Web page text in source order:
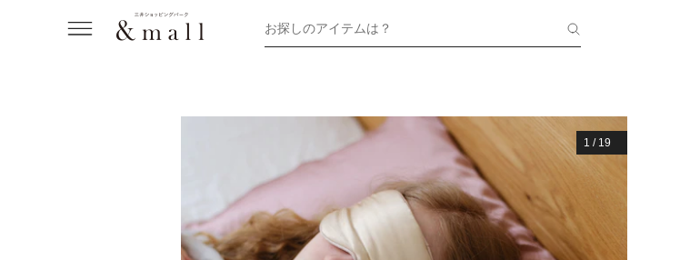
お探しのアイテムは？
1 / 19